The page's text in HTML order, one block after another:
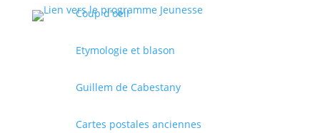
Coup d'oeil
Etymologie et blason
Guillem de Cabestany
Cartes postales anciennes